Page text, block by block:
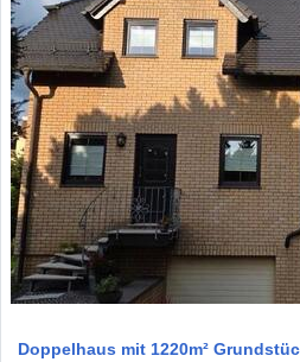
Doppelhaus mit 1220m²